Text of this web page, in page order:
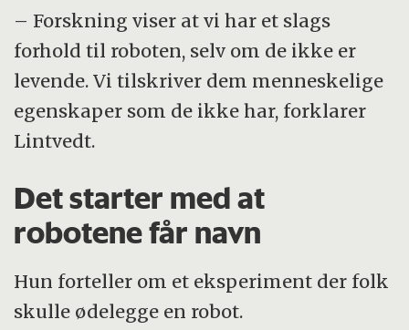
– Forskning viser at vi har et slags
forhold til roboten, selv om de ikke er
levende. Vi tilskriver dem menneskelige
egenskaper som de ikke har, forklarer
Lintvedt.
Det starter med at
robotene får navn
Hun forteller om et eksperiment der folk
skulle ødelegge en robot.